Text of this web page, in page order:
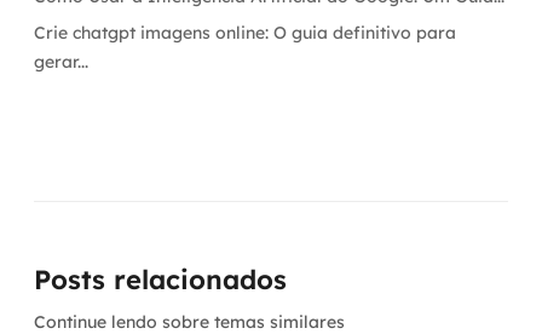
Crie chatgpt imagens online: O guia definitivo para
gerar...
Posts relacionados
Continue lendo sobre temas similares